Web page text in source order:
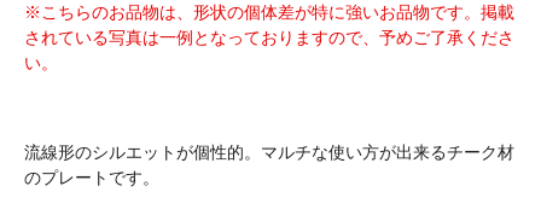
※こちらのお品物は、形状の個体差が特に強いお品物です。掲載
されている写真は一例となっておりますので、予めご了承くださ
い。
流線形のシルエットが個性的。マルチな使い方が出来るチーク材
のプレートです。